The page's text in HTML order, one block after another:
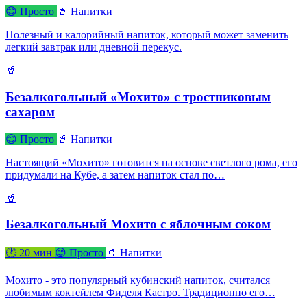
😊 Просто 🥤 Напитки
Полезный и калорийный напиток, который может заменить
легкий завтрак или дневной перекус.
🥤
Безалкогольный «Мохито» с тростниковым
сахаром
😊 Просто 🥤 Напитки
Настоящий «Мохито» готовится на основе светлого рома, его
придумали на Кубе, а затем напиток стал по…
🥤
Безалкогольный Мохито с яблочным соком
🕐 20 мин 😊 Просто 🥤 Напитки
Мохито - это популярный кубинский напиток, считался
любимым коктейлем Фиделя Кастро. Традиционно его…